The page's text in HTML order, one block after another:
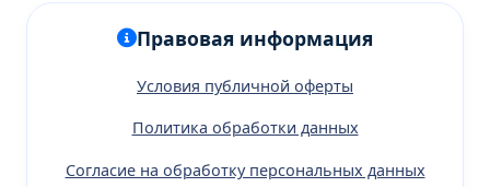
Правовая информация
Условия публичной оферты
Политика обработки данных
Согласие на обработку персональных данных